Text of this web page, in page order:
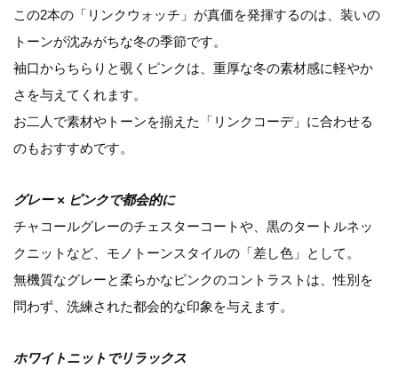
この2本の「リンクウォッチ」が真価を発揮するのは、装いの
トーンが沈みがちな冬の季節です。
袖口からちらりと覗くピンクは、重厚な冬の素材感に軽やか
さを与えてくれます。
お二人で素材やトーンを揃えた「リンクコーデ」に合わせる
のもおすすめです。
グレー × ピンクで都会的に
チャコールグレーのチェスターコートや、黒のタートルネッ
クニットなど、モノトーンスタイルの「差し色」として。
無機質なグレーと柔らかなピンクのコントラストは、性別を
問わず、洗練された都会的な印象を与えます。
ホワイトニットでリラックス